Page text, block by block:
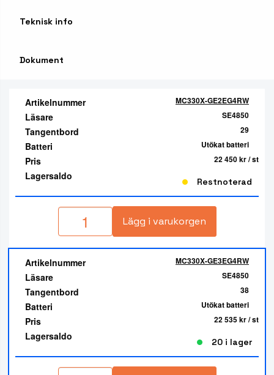
Teknisk info
Dokument
Artikelnummer MC330X-GE2EG4RW
Läsare SE4850
Tangentbord 29
Batteri Utökat batteri
Pris 22 450 kr/ st
Lagersaldo Restnoterad
Lägg i varukorgen
Artikelnummer MC330X-GE3EG4RW
Läsare SE4850
Tangentbord 38
Batteri Utökat batteri
Pris 22 535 kr/ st
Lagersaldo 20 i lager